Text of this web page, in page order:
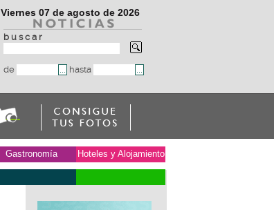
Viernes 07 de agosto de 2026
b u s c a r
de hasta
Gastronomía Hoteles y Alojamiento